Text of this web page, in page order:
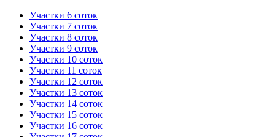
Участки 6 соток
Участки 7 соток
Участки 8 соток
Участки 9 соток
Участки 10 соток
Участки 11 соток
Участки 12 соток
Участки 13 соток
Участки 14 соток
Участки 15 соток
Участки 16 соток